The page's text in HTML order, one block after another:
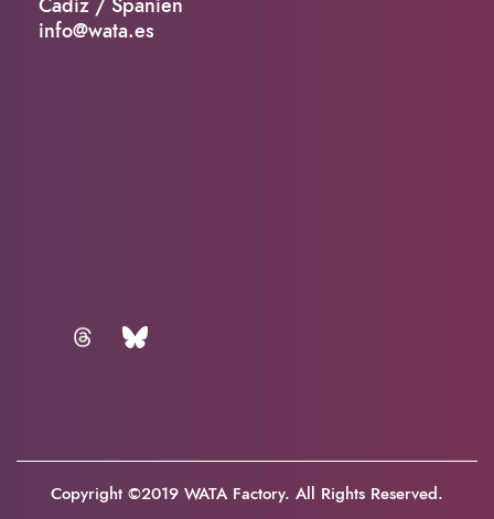
info@wata.es
Copyright ©2019 WATA Factory. All Rights Reserved.